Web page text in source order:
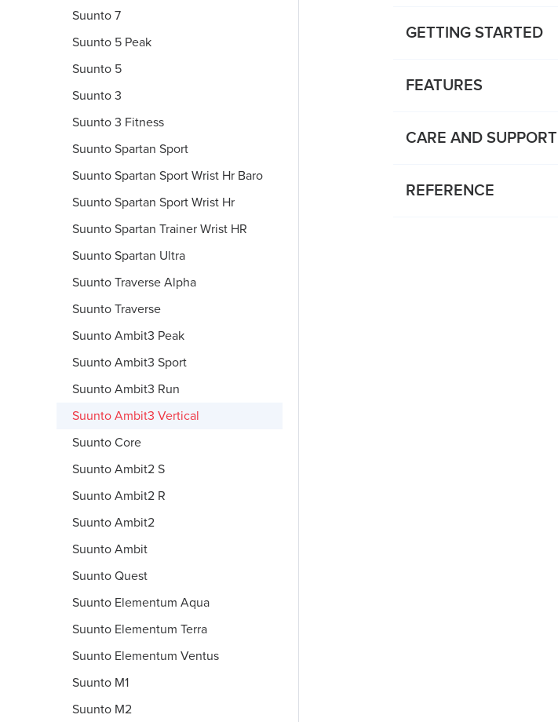
Suunto 7
Suunto 5 Peak
Suunto 5
Suunto 3
Suunto 3 Fitness
Suunto Spartan Sport
Suunto Spartan Sport Wrist Hr Baro
Suunto Spartan Sport Wrist Hr
Suunto Spartan Trainer Wrist HR
Suunto Spartan Ultra
Suunto Traverse Alpha
Suunto Traverse
Suunto Ambit3 Peak
Suunto Ambit3 Sport
Suunto Ambit3 Run
Suunto Ambit3 Vertical
Suunto Core
Suunto Ambit2 S
Suunto Ambit2 R
Suunto Ambit2
Suunto Ambit
Suunto Quest
Suunto Elementum Aqua
Suunto Elementum Terra
Suunto Elementum Ventus
Suunto M1
Suunto M2
GETTING STARTED
FEATURES
CARE AND SUPPORT
REFERENCE